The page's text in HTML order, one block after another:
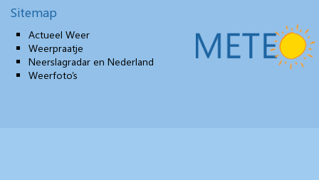
Sitemap
Actueel Weer
Weerpraatje
Neerslagradar en Nederland
Weerfoto’s